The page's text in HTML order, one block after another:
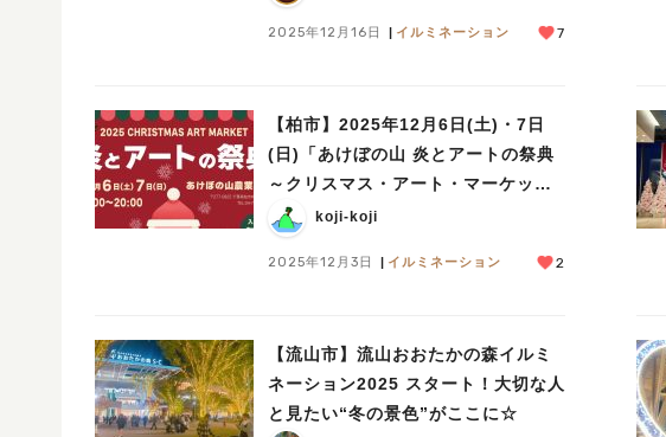
2025年12月16日 イルミネーション 7
【柏市】2025年12月6日(土)・7日
(日)「あけぼの山 炎とアートの祭典
～クリスマス・アート・マーケット
2025」開催！in あけぼの山農業公園
koji-koji
2025年12月3日 イルミネーション 2
【流山市】流山おおたかの森イルミ
ネーション2025 スタート！大切な人
と見たい“冬の景色”がここに☆